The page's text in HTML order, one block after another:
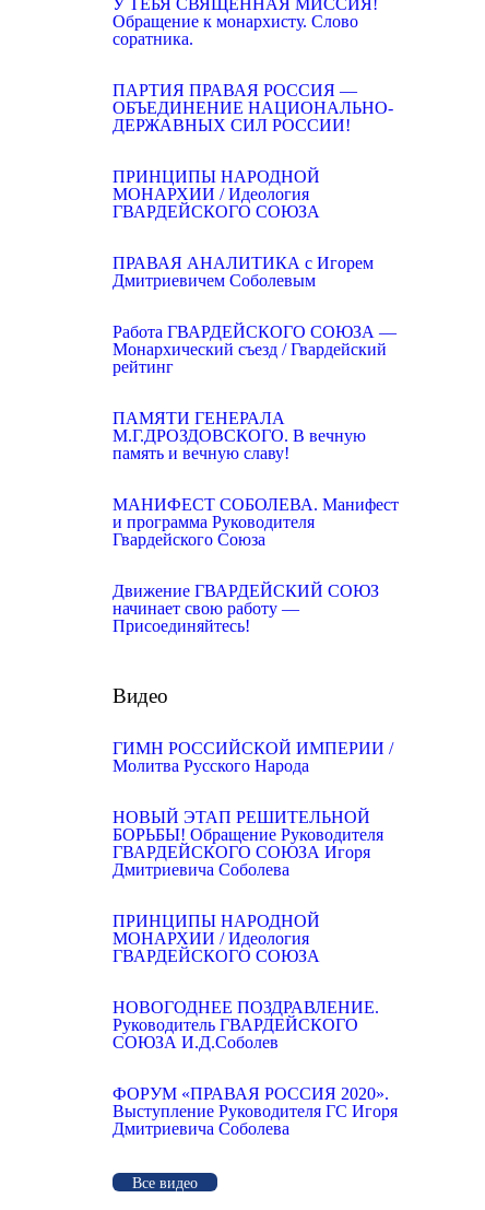
У ТЕБЯ СВЯЩЕННАЯ МИССИЯ!
Обращение к монархисту. Слово
соратника.
ПАРТИЯ ПРАВАЯ РОССИЯ —
ОБЪЕДИНЕНИЕ НАЦИОНАЛЬНО-
ДЕРЖАВНЫХ СИЛ РОССИИ!
ПРИНЦИПЫ НАРОДНОЙ
МОНАРХИИ / Идеология
ГВАРДЕЙСКОГО СОЮЗА
ПРАВАЯ АНАЛИТИКА с Игорем
Дмитриевичем Соболевым
Работа ГВАРДЕЙСКОГО СОЮЗА —
Монархический съезд / Гвардейский
рейтинг
ПАМЯТИ ГЕНЕРАЛА
М.Г.ДРОЗДОВСКОГО. В вечную
память и вечную славу!
МАНИФЕСТ СОБОЛЕВА. Манифест
и программа Руководителя
Гвардейского Союза
Движение ГВАРДЕЙСКИЙ СОЮЗ
начинает свою работу —
Присоединяйтесь!
Видео
ГИМН РОССИЙСКОЙ ИМПЕРИИ /
Молитва Русского Народа
НОВЫЙ ЭТАП РЕШИТЕЛЬНОЙ
БОРЬБЫ! Обращение Руководителя
ГВАРДЕЙСКОГО СОЮЗА Игоря
Дмитриевича Соболева
ПРИНЦИПЫ НАРОДНОЙ
МОНАРХИИ / Идеология
ГВАРДЕЙСКОГО СОЮЗА
НОВОГОДНЕЕ ПОЗДРАВЛЕНИЕ.
Руководитель ГВАРДЕЙСКОГО
СОЮЗА И.Д.Соболев
ФОРУМ «ПРАВАЯ РОССИЯ 2020».
Выступление Руководителя ГС Игоря
Дмитриевича Соболева
Все видео